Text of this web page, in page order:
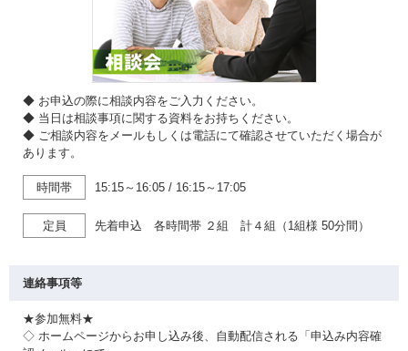
◆ お申込の際に相談内容をご入力ください。
◆ 当日は相談事項に関する資料をお持ちください。
◆ ご相談内容をメールもしくは電話にて確認させていただく場合が
あります。
時間帯 15:15～16:05 / 16:15～17:05
定員 先着申込 各時間帯 ２組 計４組（1組様 50分間）
連絡事項等
★参加無料★
◇ ホームページからお申し込み後、自動配信される「申込み内容確